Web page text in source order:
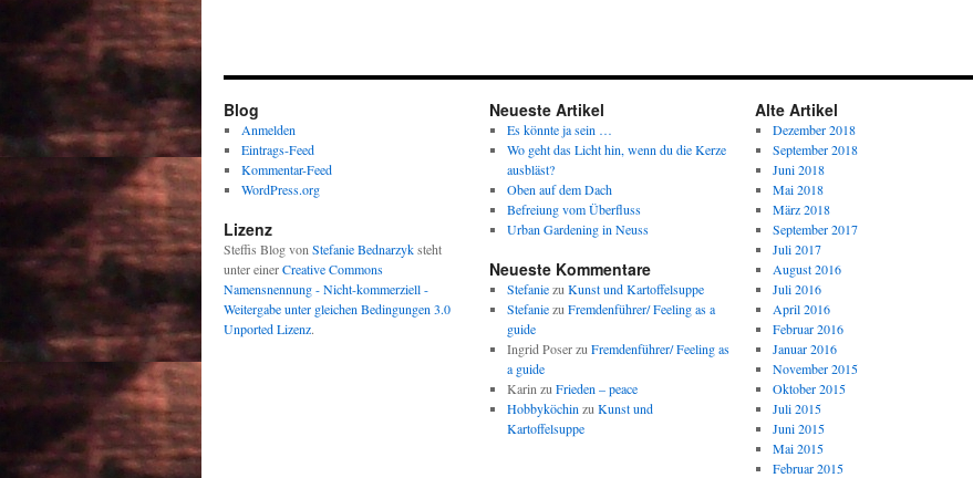
Blog
Anmelden
Eintrags-Feed
Kommentar-Feed
WordPress.org
Lizenz
Steffis Blogvon Stefanie Bednarzyksteht
unter einerCreative Commons
Namensnennung - Nicht-kommerziell -
Weitergabe unter gleichen Bedingungen 3.0
Unported Lizenz.
Neueste Artikel
Es könnte ja sein …
Wo geht das Licht hin, wenn du die Kerze
ausbläst?
Oben auf dem Dach
Befreiung vom Überfluss
Urban Gardening in Neuss
Neueste Kommentare
Stefaniezu Kunst und Kartoffelsuppe
Stefaniezu Fremdenführer/ Feeling as a
guide
Ingrid Poserzu Fremdenführer/ Feeling as
a guide
Karin zu Frieden – peace
Hobbyköchin zu Kunst und
Kartoffelsuppe
Alte Artikel
Dezember 2018
September 2018
Juni 2018
Mai 2018
März 2018
September 2017
Juli 2017
August 2016
Juli 2016
April 2016
Februar 2016
Januar 2016
November 2015
Oktober 2015
Juli 2015
Juni 2015
Mai 2015
Februar 2015